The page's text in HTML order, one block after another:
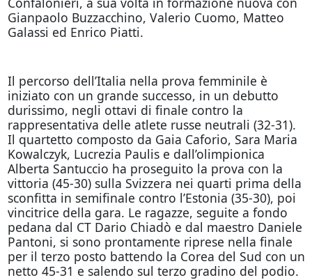
Gianpaolo Buzzacchino, Valerio Cuomo, Matteo
Galassi ed Enrico Piatti.
Il percorso dell’Italia nella prova femminile è
iniziato con un grande successo, in un debutto
durissimo, negli ottavi di finale contro la
rappresentativa delle atlete russe neutrali (32-31).
Il quartetto composto da Gaia Caforio, Sara Maria
Kowalczyk, Lucrezia Paulis e dall’olimpionica
Alberta Santuccio ha proseguito la prova con la
vittoria (45-30) sulla Svizzera nei quarti prima della
sconfitta in semifinale contro l’Estonia (35-30), poi
vincitrice della gara. Le ragazze, seguite a fondo
pedana dal CT Dario Chiadò e dal maestro Daniele
Pantoni, si sono prontamente riprese nella finale
per il terzo posto battendo la Corea del Sud con un
netto 45-31 e salendo sul terzo gradino del podio.